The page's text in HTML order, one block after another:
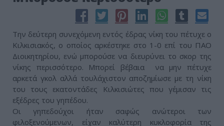
Την δεύτερη συνεχόμενη εντός έδρας νίκη του πέτυχε ο
Κιλκισιακός, ο οποίος αρκέστηκε στο 1-0 επί του ΠΑΟ
Διοικητηρίου, ενώ μπορούσε να διευρύνει το σκορ της
νίκης περισσότερο. Μπορεί βέβαια να μην πέτυχε
αρκετά γκολ αλλά τουλάχιστον αποζημίωσε με τη νίκη
του τους εκατοντάδες Κιλκισιώτες που γέμισαν τις
εξέδρες του γηπέδου.
Οι γηπεδούχοι ήταν σαφώς ανώτεροι των
φιλοξενούμενων, είχαν καλύτερη κυκλοφορία της